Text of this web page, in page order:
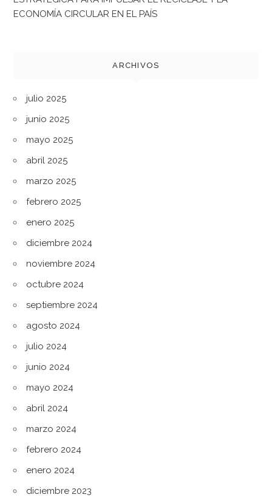
ECONOMÍA CIRCULAR EN EL PAÍS
ARCHIVOS
julio 2025
junio 2025
mayo 2025
abril 2025
marzo 2025
febrero 2025
enero 2025
diciembre 2024
noviembre 2024
octubre 2024
septiembre 2024
agosto 2024
julio 2024
junio 2024
mayo 2024
abril 2024
marzo 2024
febrero 2024
enero 2024
diciembre 2023